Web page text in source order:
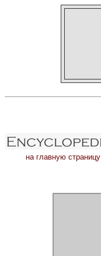
на главную страницу